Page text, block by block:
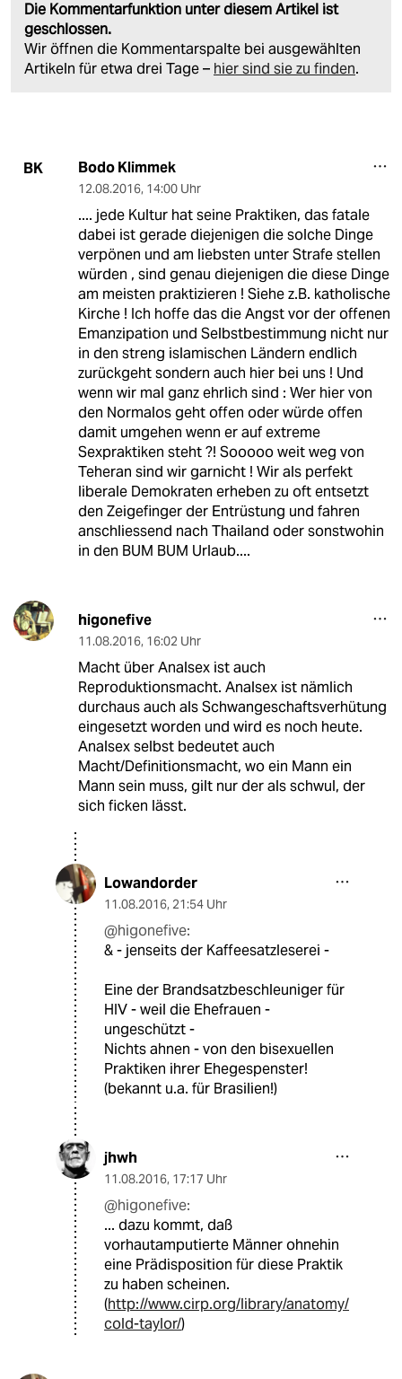
Die Kommentarfunktion unter diesem Artikel ist
geschlossen.
Wir öffnen die Kommentarspalte bei ausgewählten
Artikeln für etwa drei Tage – hier sind sie zu finden.
BK Bodo Klimmek
12.08.2016, 14:00 Uhr
.... jede Kultur hat seine Praktiken, das fatale
dabei ist gerade diejenigen die solche Dinge
verpönen und am liebsten unter Strafe stellen
würden , sind genau diejenigen die diese Dinge
am meisten praktizieren ! Siehe z.B. katholische
Kirche ! Ich hoffe das die Angst vor der offenen
Emanzipation und Selbstbestimmung nicht nur
in den streng islamischen Ländern endlich
zurückgeht sondern auch hier bei uns ! Und
wenn wir mal ganz ehrlich sind : Wer hier von
den Normalos geht offen oder würde offen
damit umgehen wenn er auf extreme
Sexpraktiken steht ?! Sooooo weit weg von
Teheran sind wir garnicht ! Wir als perfekt
liberale Demokraten erheben zu oft entsetzt
den Zeigefinger der Entrüstung und fahren
anschliessend nach Thailand oder sonstwohin
in den BUM BUM Urlaub....
higonefive
11.08.2016, 16:02 Uhr
Macht über Analsex ist auch
Reproduktionsmacht. Analsex ist nämlich
durchaus auch als Schwangeschaftsverhütung
eingesetzt worden und wird es noch heute.
Analsex selbst bedeutet auch
Macht/Definitionsmacht, wo ein Mann ein
Mann sein muss, gilt nur der als schwul, der
sich ficken lässt.
Lowandorder
11.08.2016, 21:54 Uhr
@higonefive:
& - jenseits der Kaffeesatzleserei -
Eine der Brandsatzbeschleuniger für
HIV - weil die Ehefrauen -
ungeschützt -
Nichts ahnen - von den bisexuellen
Praktiken ihrer Ehegespenster!
(bekannt u.a. für Brasilien!)
jhwh
11.08.2016, 17:17 Uhr
@higonefive:
... dazu kommt, daß
vorhautamputierte Männer ohnehin
eine Prädisposition für diese Praktik
zu haben scheinen.
(http://www.cirp.org/library/anatomy/
cold-taylor/)